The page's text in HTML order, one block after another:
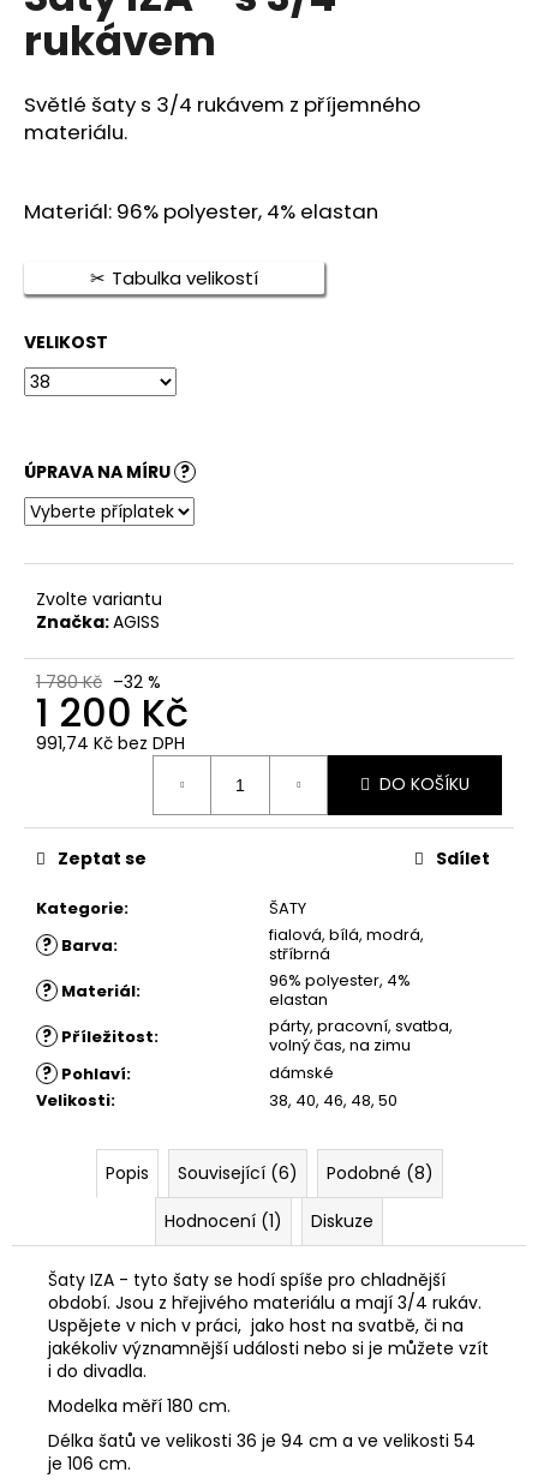
hvězdiček.
rukávem
Světlé šaty s 3/4 rukávem z příjemného
materiálu.
Materiál: 96% polyester, 4% elastan
Tabulka velikostí
VELIKOST
ÚPRAVA NA MÍRU ?
Zvolte variantu
Značka:AGISS
1 780 Kč –32 %
1 200 Kč
991,74 Kč bez DPH
DO KOŠÍKU
Kategorie: ŠATY
? Barva:
fialová, bílá, modrá,
stříbrná
? Materiál:
96% polyester, 4%
elastan
? Příležitost:
párty, pracovní, svatba,
volný čas, na zimu
? Pohlaví:
dámské
Velikosti: 38, 40, 46, 48, 50
Zeptat se Sdílet
Popis Související (6)
Podobné (8)
Hodnocení (1)
Diskuze
Šaty IZA - tyto šaty se hodí spíše pro chladnější
období. Jsou z hřejivého materiálu a mají 3/4 rukáv.
Uspějete v nich v práci, jako host na svatbě, či na
jakékoliv významnější události nebo si je můžete vzít
i do divadla.
Modelka měří 180 cm.
Délka šatů ve velikosti 36 je 94 cm a ve velikosti 54
je 106 cm.
a
j
í
t
HLEDAT
D
o
r
u
u
e
e
ŠATY
ŠATY
Kč